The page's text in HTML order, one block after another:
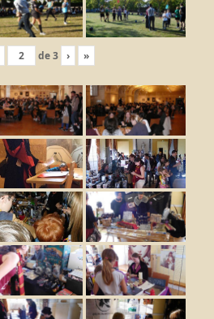
de3 › »